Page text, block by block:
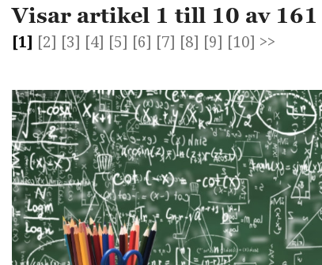
Visar artikel 1 till 10 av 161
[1] [2] [3] [4] [5] [6] [7] [8] [9] [10] >>